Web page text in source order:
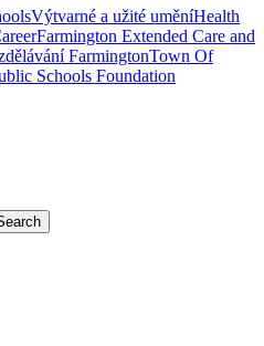
Výtvarné a užité uměníHealth
Farmington Extended Care and
FarmingtonTown Of
Schools Foundation